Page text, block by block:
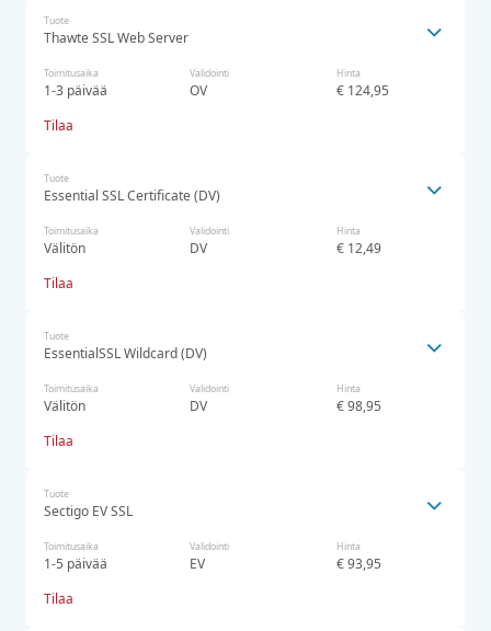
Tuote
Thawte SSL Web Server
Toimitusaika
1-3 päivää
Validointi
OV
Hinta
€ 124,95
Tilaa
Tuote
Essential SSL Certificate (DV)
Toimitusaika
Välitön
Validointi
DV
Hinta
€ 12,49
Tilaa
Tuote
EssentialSSL Wildcard (DV)
Toimitusaika
Välitön
Validointi
DV
Hinta
€ 98,95
Tilaa
Tuote
Sectigo EV SSL
Toimitusaika
1-5 päivää
Validointi
EV
Hinta
€ 93,95
Tilaa